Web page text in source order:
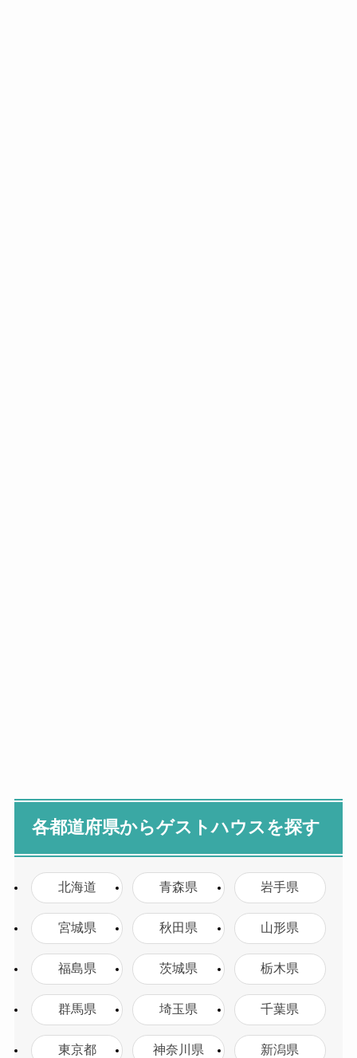
各都道府県からゲストハウスを探す
北海道 青森県 岩手県
宮城県 秋田県 山形県
福島県 茨城県 栃木県
群馬県 埼玉県 千葉県
東京都 神奈川県 新潟県